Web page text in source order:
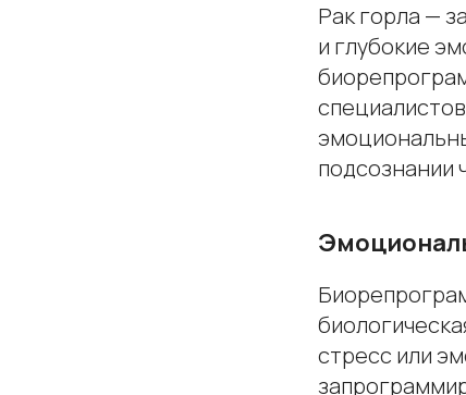
Рак горла —
и глубокие
подсознании
стресс или